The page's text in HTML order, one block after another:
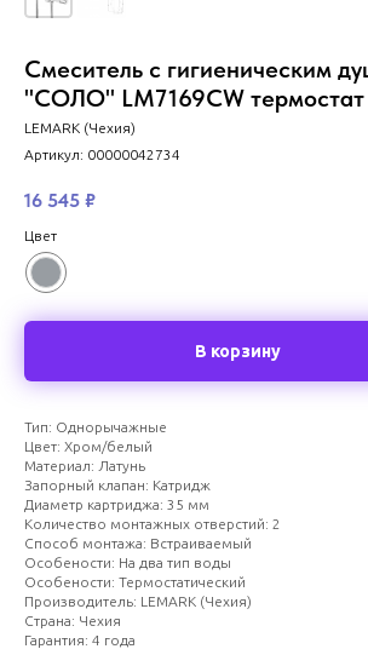
Смеситель с гигиеническим
"СОЛО" LM7169CW термостат
LEMARK (Чехия)
Артикул: 00000042734
16 545 ₽
Цвет
В корзину
Тип: Однорычажные
Цвет: Хром/белый
Материал: Латунь
Запорный клапан: Катридж
Диаметр картриджа: 35 мм
Количество монтажных отверстий: 2
Способ монтажа: Встраиваемый
Особености: На два тип воды
Особености: Термостатический
Производитель: LEMARK (Чехия)
Страна: Чехия
Гарантия: 4 года